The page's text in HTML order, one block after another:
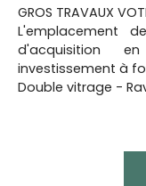
GROS TRAVAUX
L'emplacement
d'acquisition
investissement à
Double vitrage -